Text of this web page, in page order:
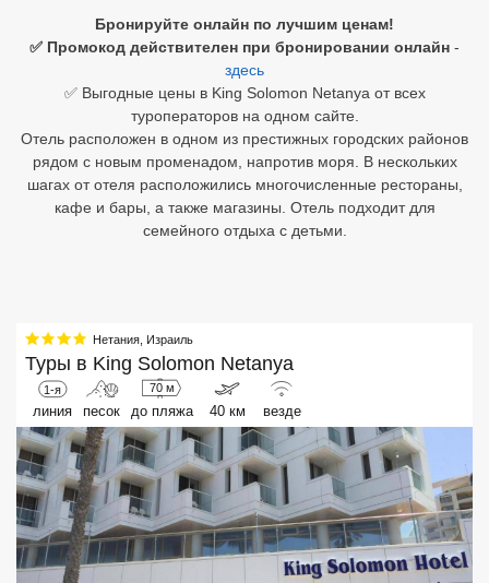
Бронируйте онлайн по лучшим ценам!
✅ Промокод действителен при бронировании онлайн -
здесь
✅ Выгодные цены в King Solomon Netanya от всех
туроператоров на одном сайте.
Отель расположен в одном из престижных городских районов
рядом с новым променадом, напротив моря. В нескольких
шагах от отеля расположились многочисленные рестораны,
кафе и бары, а также магазины. Отель подходит для
семейного отдыха с детьми.
Нетания Израиль
Туры в King Solomon Netanya
1-я
линия песок
70 м
до пляжа 40 км везде
Египет
Бали
Вьетнам
Южный Гоа
Занзибар
Абхазия
Большой Сочи
Кав Мин Воды
Экскурсионные туры